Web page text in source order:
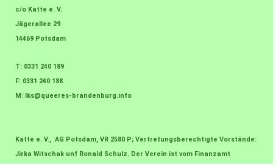
c/o Katte e. V.
Jägerallee 29
14469 Potsdam
T: 0331 240 189
F: 0331 240 188
M:
lks@queeres-brandenburg.info
Katte e. V., AG Potsdam, VR 2580 P; Vertretungsberechtigte Vorstände:
Jirka Witschak unf Ronald Schulz. Der Verein ist vom Finanzamt